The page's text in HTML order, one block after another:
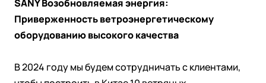
SANY Возобновляемая энергия:
Приверженность ветроэнергетическому
оборудованию высокого качества
В 2024 году мы будем сотрудничать с клиентами,